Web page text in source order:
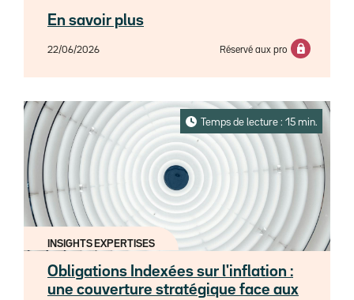
En savoir plus
22/06/2026 Réservé aux pro
Temps de lecture : 15 min.
INSIGHTS EXPERTISES
Obligations Indexées sur l'inflation :
une couverture stratégique face aux